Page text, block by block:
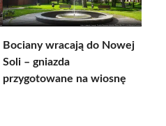
Bociany wracają do Nowej
Soli – gniazda
przygotowane na wiosnę